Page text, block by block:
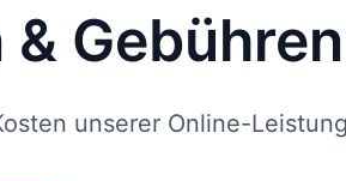
& Gebühren
unserer Online-